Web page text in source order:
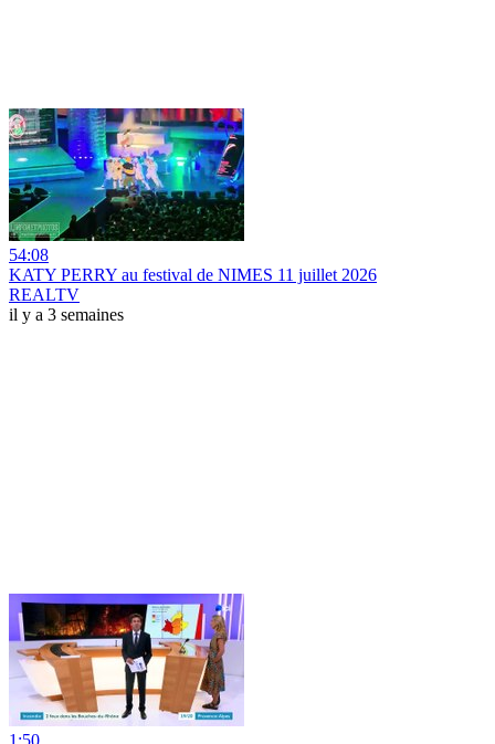
54:08
KATY PERRY au festival de NIMES 11 juillet 2026
REALTV
il y a 3 semaines